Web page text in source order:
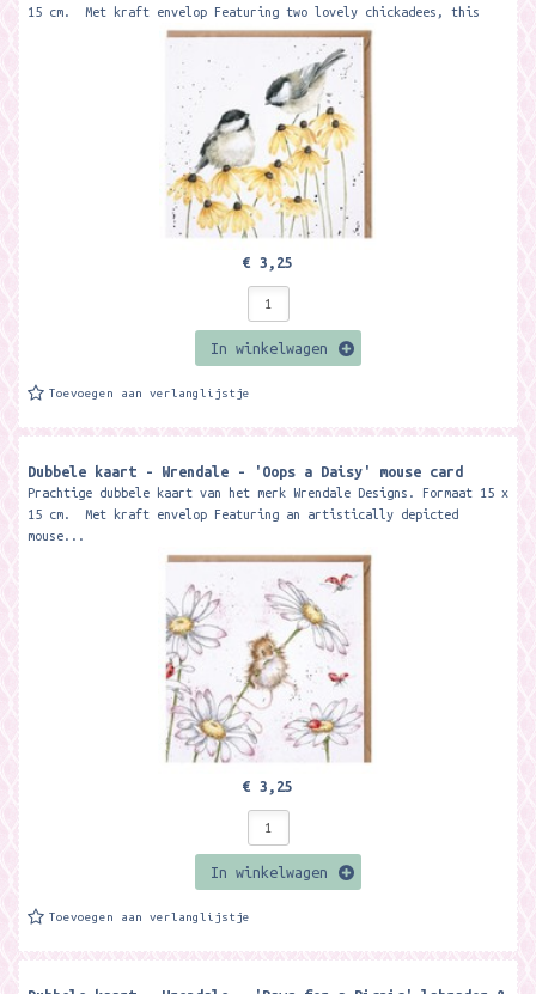
15 cm. Met kraft envelop Featuring two lovely chickadees, this
€ 3,25
In winkelwagen
Toevoegen aan verlanglijstje
Dubbele kaart - Wrendale - 'Oops a Daisy' mouse card
Prachtige dubbele kaart van het merk Wrendale Designs. Formaat 15 x
15 cm. Met kraft envelop Featuring an artistically depicted
mouse...
€ 3,25
In winkelwagen
Toevoegen aan verlanglijstje